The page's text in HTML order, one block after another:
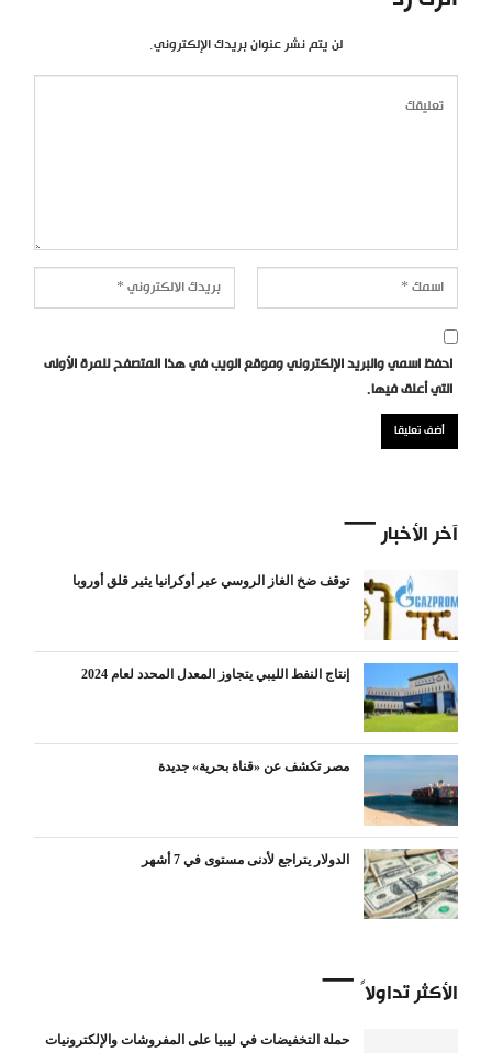
لن يتم نشر عنوان بريدك الإلكتروني.
احفظ اسمي والبريد الإلكتروني وموقع الويب في هذا المتصفح للمرة الأولى
التي أعلق فيها.
آخر الأخبار
توقف ضخ الغاز الروسي عبر أوكرانيا يثير قلق أوروبا
إنتاج النفط الليبي يتجاوز المعدل المحدد لعام 2024
مصر تكشف عن «قناة بحرية» جديدة
الدولار يتراجع لأدنى مستوى في 7 أشهر
الأكثر تداولاً
حملة التخفيضات في ليبيا على المفروشات والإلكترونيات